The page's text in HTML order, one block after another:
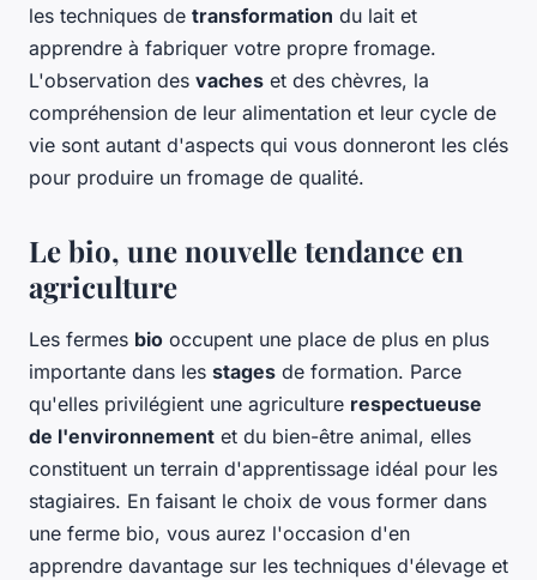
les techniques de transformation du lait et
apprendre à fabriquer votre propre fromage.
L'observation des vaches et des chèvres, la
compréhension de leur alimentation et leur cycle de
vie sont autant d'aspects qui vous donneront les clés
pour produire un fromage de qualité.
Le bio, une nouvelle tendance en
agriculture
Les fermes bio occupent une place de plus en plus
importante dans les stages de formation. Parce
qu'elles privilégient une agriculture respectueuse
de l'environnement et du bien-être animal, elles
constituent un terrain d'apprentissage idéal pour les
stagiaires. En faisant le choix de vous former dans
une ferme bio, vous aurez l'occasion d'en
apprendre davantage sur les techniques d'élevage et